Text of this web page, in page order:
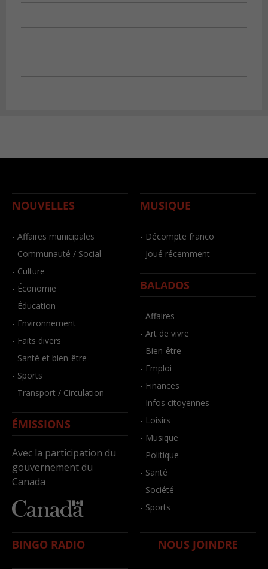
NOUVELLES
- Affaires municipales
- Communauté / Social
- Culture
- Économie
- Éducation
- Environnement
- Faits divers
- Santé et bien-être
- Sports
- Transport / Circulation
ÉMISSIONS
Avec la participation du
gouvernement du
Canada
MUSIQUE
- Décompte franco
- Joué récemment
BALADOS
- Affaires
- Art de vivre
- Bien-être
- Emploi
- Finances
- Infos citoyennes
- Loisirs
- Musique
- Politique
- Santé
- Société
- Sports
BINGO RADIO NOUS JOINDRE